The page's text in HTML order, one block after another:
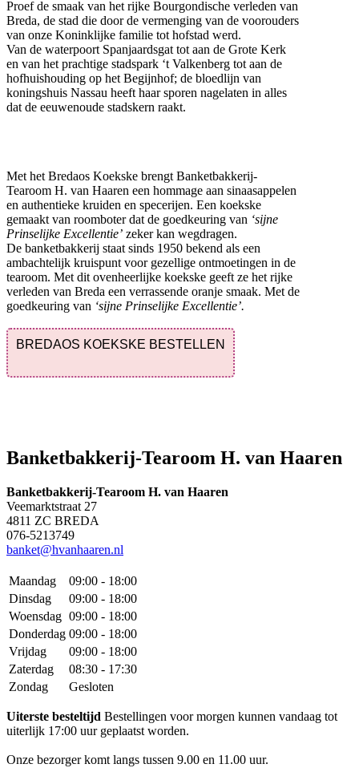
Proef de smaak van het rijke Bourgondische verleden van
Breda, de stad die door de vermenging van de voorouders
van onze Koninklijke familie tot hofstad werd.
Van de waterpoort Spanjaardsgat tot aan de Grote Kerk
en van het prachtige stadspark ‘t Valkenberg tot aan de
hofhuishouding op het Begijnhof; de bloedlijn van
koningshuis Nassau heeft haar sporen nagelaten in alles
dat de eeuwenoude stadskern raakt.
Met het Bredaos Koekske brengt Banketbakkerij-
Tearoom H. van Haaren een hommage aan sinaasappelen
en authentieke kruiden en specerijen. Een koekske
gemaakt van roomboter dat de goedkeuring van ‘sijne
Prinselijke Excellentie’ zeker kan wegdragen.
De banketbakkerij staat sinds 1950 bekend als een
ambachtelijk kruispunt voor gezellige ontmoetingen in de
tearoom. Met dit ovenheerlijke koekske geeft ze het rijke
verleden van Breda een verrassende oranje smaak. Met de
goedkeuring van ‘sijne Prinselijke Excellentie’.
BREDAOS KOEKSKE BESTELLEN
Banketbakkerij-Tearoom H. van Haaren
Banketbakkerij-Tearoom H. van Haaren
Veemarktstraat 27
4811 ZC BREDA
076-5213749
banket@hvanhaaren.nl
Maandag
09:00 - 18:00
Dinsdag
09:00 - 18:00
Woensdag 09:00 - 18:00
Donderdag 09:00 - 18:00
Vrijdag
09:00 - 18:00
Zaterdag
08:30 - 17:30
Zondag
Gesloten
Uiterste besteltijd Bestellingen voor morgen kunnen vandaag tot
uiterlijk 17:00 uur geplaatst worden.
Onze bezorger komt langs tussen 9.00 en 11.00 uur.